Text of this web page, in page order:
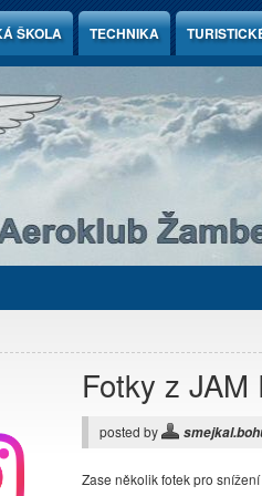
ŠKOLA TECHNIKA
Fotky z JAM
posted by
Zase několik fotek pro